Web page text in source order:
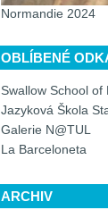
Normandie 2024
OBLÍBENÉ
Swallow School of
Jazyková Škola
Galerie N@TUL
La Barceloneta
ARCHIV